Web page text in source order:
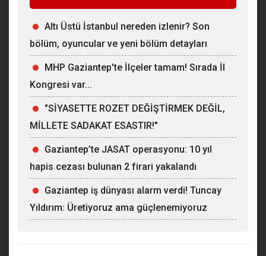
Altı Üstü İstanbul nereden izlenir? Son
bölüm, oyuncular ve yeni bölüm detayları
MHP Gaziantep'te İlçeler tamam! Sırada İl
Kongresi var...
"SİYASETTE ROZET DEĞİŞTİRMEK DEĞİL,
MİLLETE SADAKAT ESASTIR!"
Gaziantep’te JASAT operasyonu: 10 yıl
hapis cezası bulunan 2 firari yakalandı
Gaziantep iş dünyası alarm verdi! Tuncay
Yıldırım: Üretiyoruz ama güçlenemiyoruz